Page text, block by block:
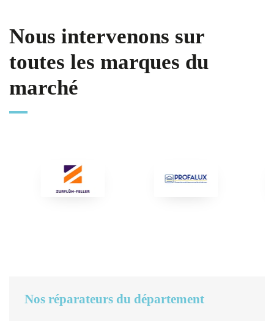
Nous intervenons sur
toutes les marques du
marché
Nos réparateurs du département